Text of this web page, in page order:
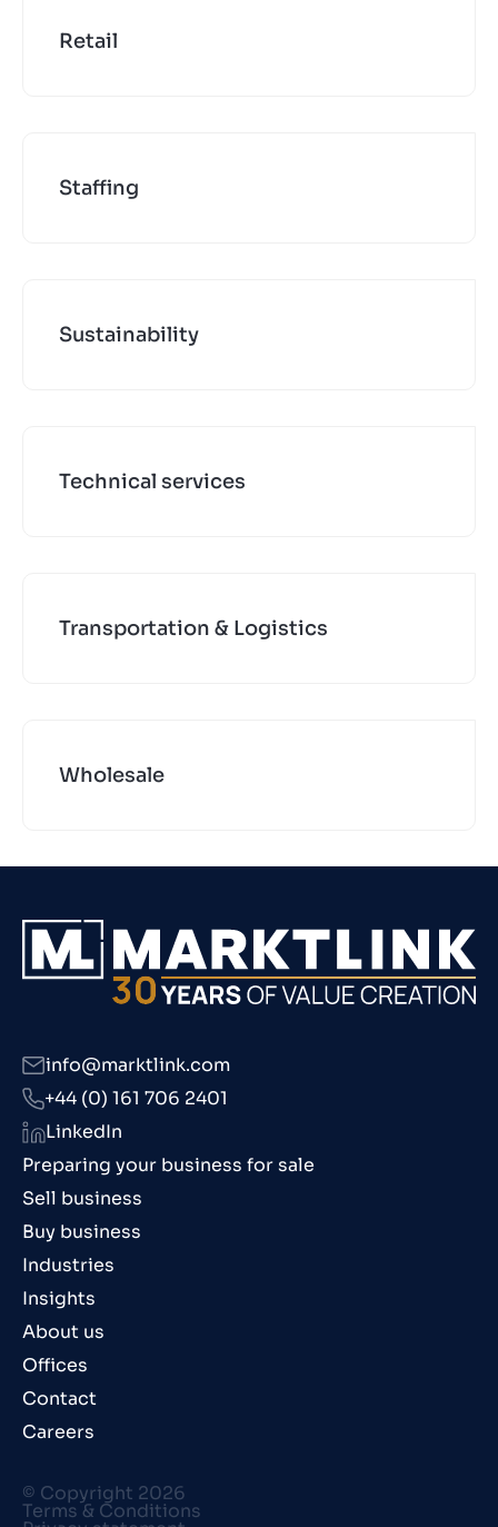
Retail
Staffing
Sustainability
Technical services
Transportation & Logistics
Wholesale
Preparing your business for sale
Sell business
Buy business
Industries
Insights
About us
Offices
Contact
Careers
info@marktlink.com
+44 (0) 161 706 2401
LinkedIn
© Copyright 2026
Terms & Conditions